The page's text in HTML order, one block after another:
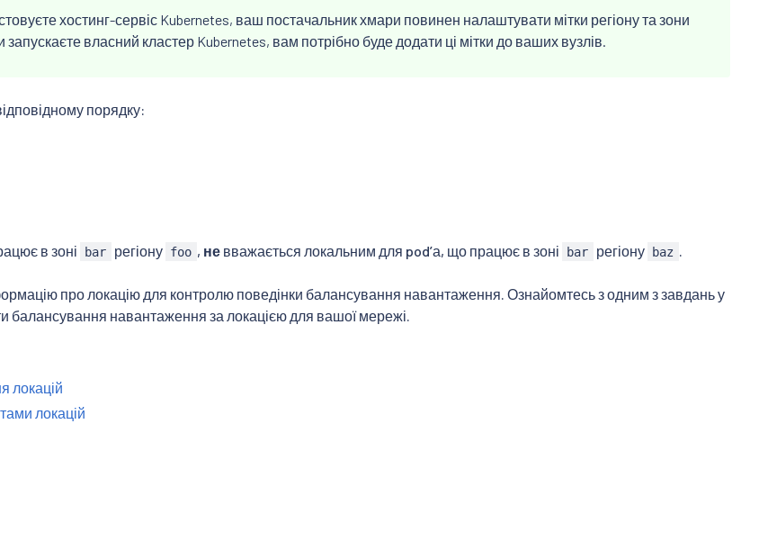
хостинг-сервіс Kubernetes, ваш постачальник хмари повинен налаштувати мітки регіону та зони
власний кластер Kubernetes, вам потрібно буде додати ці мітки до ваших вузлів.
порядку:
в зоні bar регіону foo , невважається локальним для podʼа, що працює в зоні bar регіону baz
про локацію для контролю поведінки балансування навантаження. Ознайомтесь з одним з завдань у
балансування навантаження за локацією для вашої мережі.
локацій
локацій